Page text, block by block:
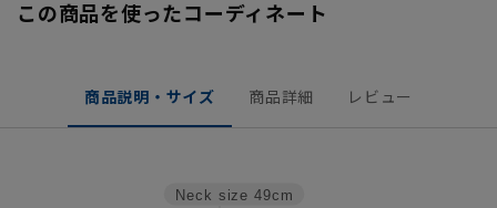
この商品を使ったコーディネート
商品説明・サイズ 商品詳細 レビュー
Neck size 49cm